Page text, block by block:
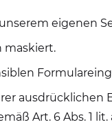
eigenen
maskiert.
ausdrücklichen
Art. 6 Abs. 1